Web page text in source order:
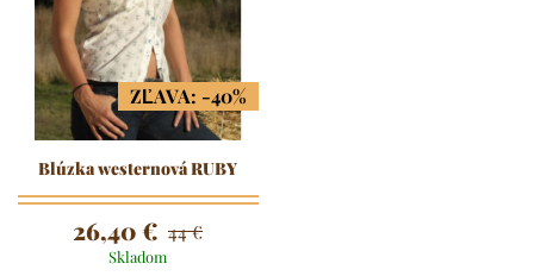
ZĽAVA: -40%
Blúzka westernová RUBY
26,40 € 44 €
Skladom